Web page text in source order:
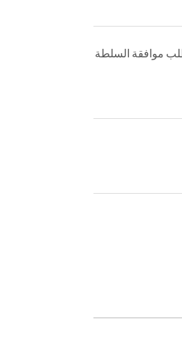
موافقة السلطة